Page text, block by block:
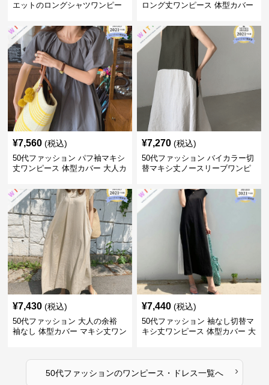
エットのロングシャツワンピー
ロング丈ワンピース 体型カバー
¥7,560 (税込)
50代ファッション パフ袖マキシ
丈ワンピース 体型カバー 大人カ
¥7,270 (税込)
50代ファッション バイカラー切
替マキシ丈ノースリーブワンピ
¥7,430 (税込)
50代ファッション 大人の余裕
袖なし 体型カバー マキシ丈ワン
¥7,440 (税込)
50代ファッション 袖なし切替マ
キシ丈ワンピース 体型カバー 大
50代ファッションのワンピース・ドレス一覧へ ›